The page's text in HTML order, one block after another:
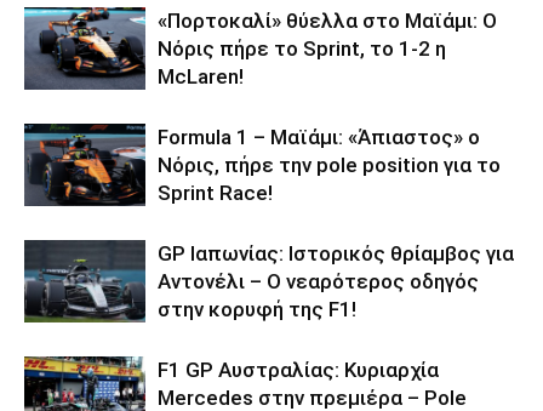
«Πορτοκαλί» θύελλα στο Μαϊάμι: Ο
Νόρις πήρε το Sprint, το 1-2 η
McLaren!
Formula 1 – Μαϊάμι: «Άπιαστος» ο
Νόρις, πήρε την pole position για το
Sprint Race!
GP Ιαπωνίας: Ιστορικός θρίαμβος για
Αντονέλι – Ο νεαρότερος οδηγός
στην κορυφή της F1!
F1 GP Αυστραλίας: Κυριαρχία
Mercedes στην πρεμιέρα – Pole